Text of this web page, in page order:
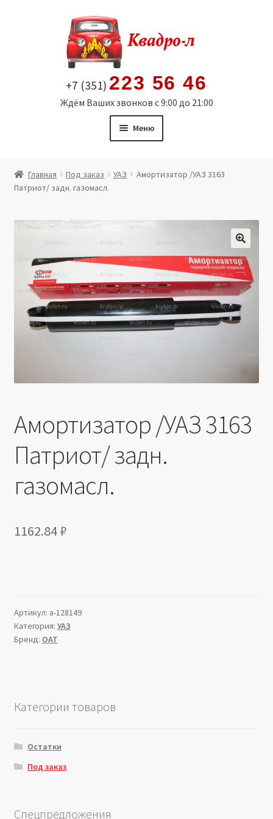
содержимому
+7 (351) 223 56 46
Ждём Ваших звонков с 9:00 до 21:00
Меню
Витрина
Мой аккаунт
Политика в отношении обработки персональных
данных
Производители
Юридические данные
Главная Под заказ УАЗ
Амортизатор /УАЗ 3163
Патриот/ задн. газомасл.
🔍
Амортизатор /УАЗ 3163
Патриот/ задн.
газомасл.
1162.84₽
Артикул: a-128149
Категория: УАЗ
Бренд: ОАТ
Категории товаров
Остатки
Под заказ
Спецпредложения